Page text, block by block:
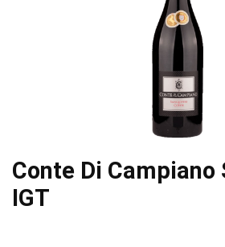
Conte Di Campiano
IGT